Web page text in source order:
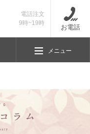
電話注文
9時~19時
お電話
メニュー